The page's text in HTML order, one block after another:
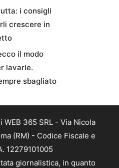
i consigli
crescere in
il modo
lavarle.
sbagliato
365 SRL - Via Nicola
(RM) - Codice Fiscale e
12279101005
giornalistica, in quanto